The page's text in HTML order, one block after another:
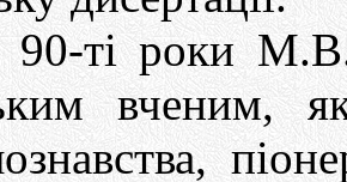
ті роки
вченим,